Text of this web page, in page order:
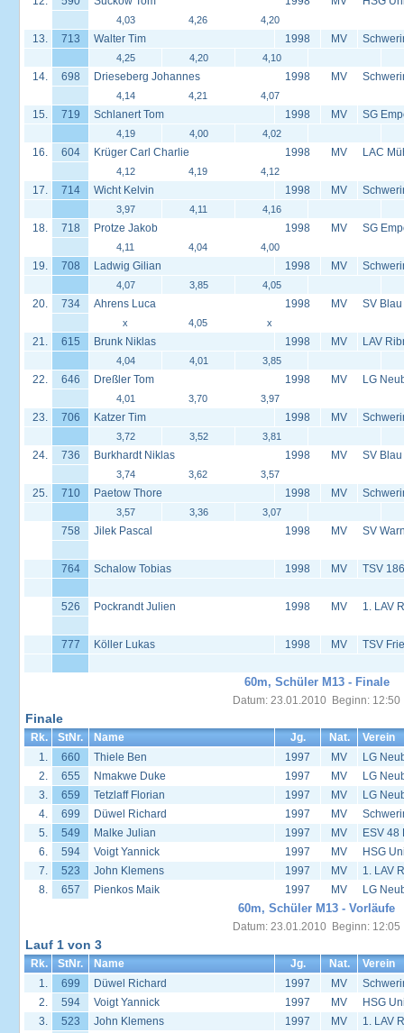
4,03 4,26 4,20
13. 713 Walter Tim 1998 MV
4,25 4,20 4,10
14. 698 Drieseberg Johannes 1998 MV
4,14 4,21 4,07
15. 719 Schlanert Tom 1998 MV SG
4,19 4,00 4,02
16. 604 Krüger Carl Charlie 1998 MV LAC
4,12 4,19 4,12
17. 714 Wicht Kelvin 1998 MV
3,97 4,11 4,16
18. 718 Protze Jakob 1998 MV SG
4,11 4,04 4,00
19. 708 Ladwig Gilian 1998 MV
4,07 3,85 4,05
20. 734 Ahrens Luca 1998 MV SV
x 4,05 x
21. 615 Brunk Niklas 1998 MV LAV
4,04 4,01 3,85
22. 646 Dreßler Tom 1998 MV LG
4,01 3,70 3,97
23. 706 Katzer Tim 1998 MV
3,72 3,52 3,81
24. 736 Burkhardt Niklas 1998 MV SV
3,74 3,62 3,57
25. 710 Paetow Thore 1998 MV
3,57 3,36 3,07
758 Jilek Pascal 1998 MV SV
764 Schalow Tobias 1998 MV TSV
526 Pockrandt Julien 1998 MV 1. LAV
777 Köller Lukas 1998 MV TSV
60m, Schüler M13 - Finale
Datum: 23.01.2010 Beginn: 12:50
Finale
Rk. StNr. Name Jg. Nat.
Verein
1.
660 Thiele Ben 1997 MV
LG
2.
655 Nmakwe Duke 1997 MV
LG
3.
659 Tetzlaff Florian 1997 MV
LG
4.
699 Düwel Richard 1997 MV
5.
549 Malke Julian 1997 MV
ESV 48
6.
594 Voigt Yannick 1997 MV
HSG
7.
523 John Klemens 1997 MV
1. LAV
8.
657 Pienkos Maik 1997 MV LG
60m, Schüler M13 - Vorläufe
Datum: 23.01.2010 Beginn: 12:05
Lauf 1 von 3
Rk. StNr. Name Jg. Nat.
Verein
1.
699 Düwel Richard 1997 MV
2.
594 Voigt Yannick 1997 MV
HSG
3.
523 John Klemens 1997 MV
1. LAV